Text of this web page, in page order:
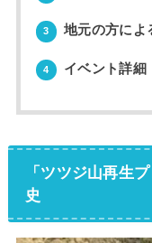
3 地元の方によ
4 イベント詳細
「ツツジ山再生
史